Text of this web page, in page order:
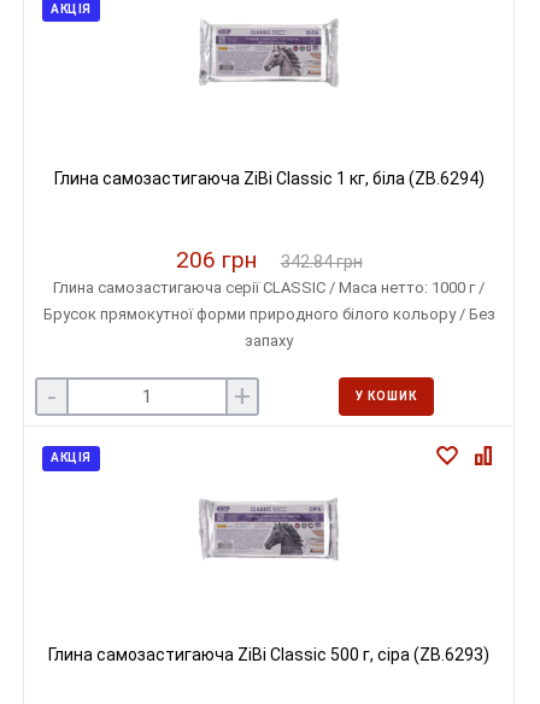
АКЦІЯ
Глина самозастигаюча ZiBi Classic 1 кг, біла (ZB.6294)
206 грн 342.84 грн
Глина самозастигаюча серії CLASSIC / Маса нетто: 1000 г /
Брусок прямокутної форми природного білого кольору / Без
запаху
- + У КОШИК
АКЦІЯ
Глина самозастигаюча ZiBi Classic 500 г, сіра (ZB.6293)